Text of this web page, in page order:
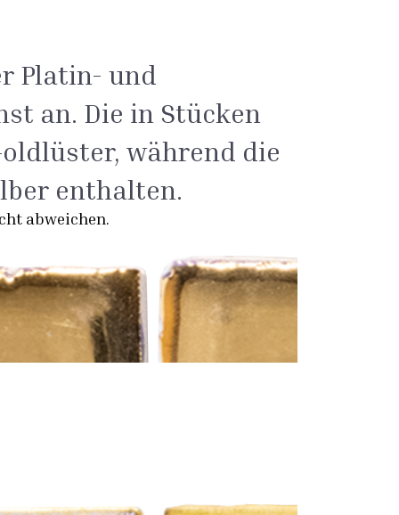
Platin- und
an. Die in Stücken
während die
enthalten.
abweichen.